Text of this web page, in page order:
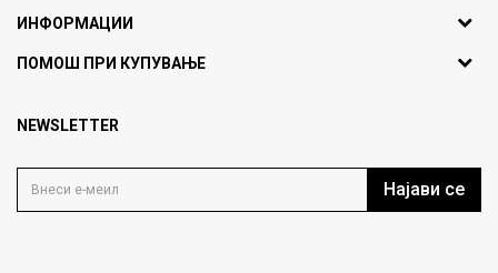
ИНФОРМАЦИИ
За нас
Продавници
Блог
ПОМОШ ПРИ КУПУВАЊЕ
Политика на приватност
Како да купите
NEWSLETTER
Најави се